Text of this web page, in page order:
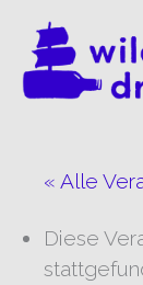
Inhalt
springen
« Alle
Diese